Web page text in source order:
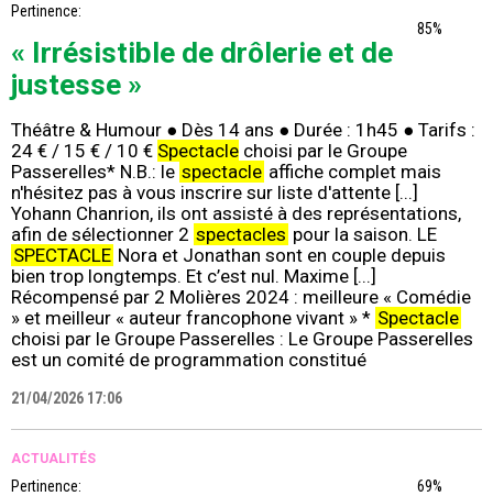
Pertinence:
85%
« Irrésistible de drôlerie et de
justesse »
Théâtre & Humour ● Dès 14 ans ● Durée : 1h45 ● Tarifs :
24 € / 15 € / 10 € Spectacle choisi par le Groupe
Passerelles* N.B.: le spectacle affiche complet mais
n'hésitez pas à vous inscrire sur liste d'attente [...]
Yohann Chanrion, ils ont assisté à des représentations,
afin de sélectionner 2 spectacles pour la saison. LE
SPECTACLE Nora et Jonathan sont en couple depuis
bien trop longtemps. Et c’est nul. Maxime [...]
Récompensé par 2 Molières 2024 : meilleure « Comédie
» et meilleur « auteur francophone vivant » * Spectacle
choisi par le Groupe Passerelles : Le Groupe Passerelles
est un comité de programmation constitué
21/04/2026 17:06
ACTUALITÉS
Pertinence: 69%